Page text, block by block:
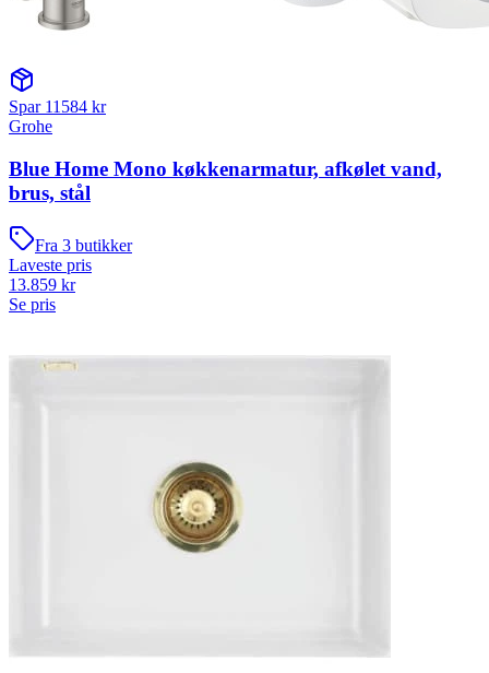
Spar 11584 kr
Grohe
Blue Home Mono køkkenarmatur, afkølet vand,
brus, stål
Fra 3 butikker
Laveste pris
13.859 kr
Se pris